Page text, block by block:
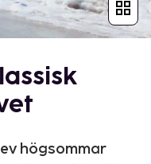
högsommar